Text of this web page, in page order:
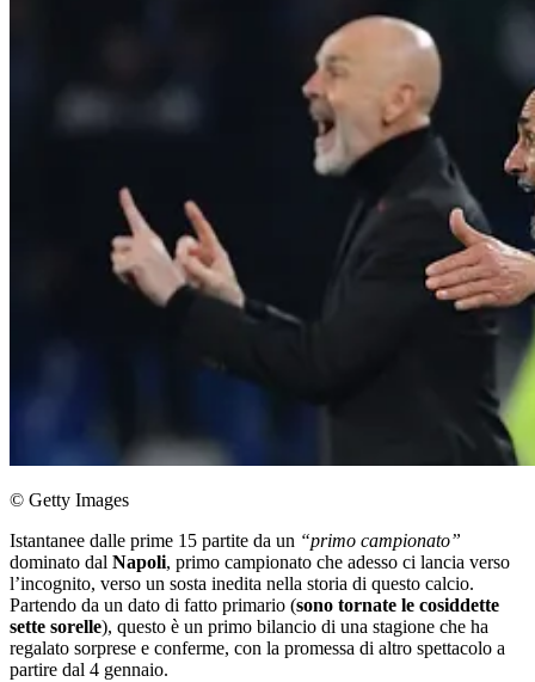
© Getty Images
Istantanee dalle prime 15 partite da un “primo campionato”
dominato dal Napoli, primo campionato che adesso ci lancia verso
l’incognito, verso un sosta inedita nella storia di questo calcio.
Partendo da un dato di fatto primario (sono tornate le cosiddette
sette sorelle), questo è un primo bilancio di una stagione che ha
regalato sorprese e conferme, con la promessa di altro spettacolo a
partire dal 4 gennaio.